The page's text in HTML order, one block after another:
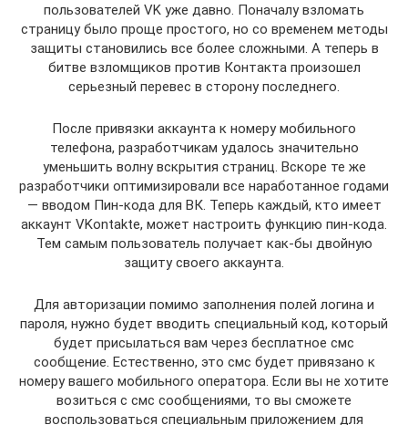
пользователей VK уже давно. Поначалу взломать
страницу было проще простого, но со временем методы
защиты становились все более сложными. А теперь в
битве взломщиков против Контакта произошел
серьезный перевес в сторону последнего.
После привязки аккаунта к номеру мобильного
телефона, разработчикам удалось значительно
уменьшить волну вскрытия страниц. Вскоре те же
разработчики оптимизировали все наработанное годами
— вводом Пин-кода для ВК. Теперь каждый, кто имеет
аккаунт VKontakte, может настроить функцию пин-кода.
Тем самым пользователь получает как-бы двойную
защиту своего аккаунта.
Для авторизации помимо заполнения полей логина и
пароля, нужно будет вводить специальный код, который
будет присылаться вам через бесплатное смс
сообщение. Естественно, это смс будет привязано к
номеру вашего мобильного оператора. Если вы не хотите
возиться с смс сообщениями, то вы сможете
воспользоваться специальным приложением для